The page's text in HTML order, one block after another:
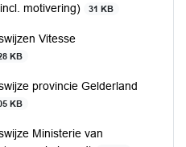
motivering)
31 KB
Vitesse
KB
provincie Gelderland
KB
Ministerie van